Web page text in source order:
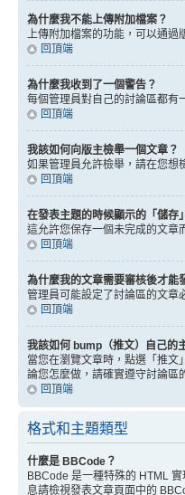
為什麼我不能上傳附加檔案？
上傳附加檔案的功能，可以通
回頂端
為什麼我收到了一個警告？
每個管理員對自己的討論區都有
回頂端
我該如何向版主檢舉一個文章？
如果管理員允許檢舉，請在您想
回頂端
在發表主題的時候顯示的「儲存
這允許您保存一個未完成的文章
回頂端
為什麼我的文章需要審核後才能
管理員可能設定了討論區的文章
回頂端
我該如何 bump（推文）自己的
當您在瀏覽文章時，點選「推文
論您怎麼做，請確實遵守討論區
回頂端
格式和主題類型
什麼是 BBCode？
BBCode 是一種特殊的 HTML
息請檢視發表文章頁面中的